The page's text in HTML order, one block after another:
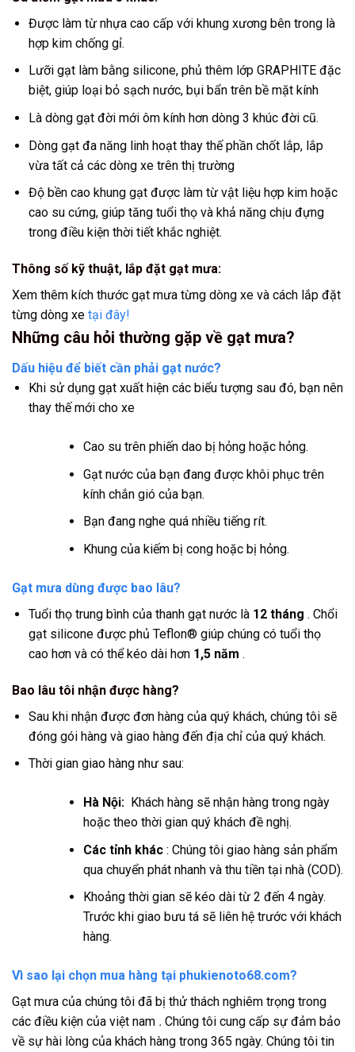
Được làm từ nhựa cao cấp với khung xương bên trong là
hợp kim chống gỉ.
Lưỡi gạt làm bằng silicone, phủ thêm lớp GRAPHITE đặc
biệt, giúp loại bỏ sạch nước, bụi bẩn trên bề mặt kính
Là dòng gạt đời mới ôm kính hơn dòng 3 khúc đời cũ.
Dòng gạt đa năng linh hoạt thay thế phần chốt lắp, lắp
vừa tất cả các dòng xe trên thị trường
Độ bền cao khung gạt được làm từ vật liệu hợp kim hoặc
cao su cứng, giúp tăng tuổi thọ và khả năng chịu đựng
trong điều kiện thời tiết khắc nghiệt.
Thông số kỹ thuật, lắp đặt gạt mưa:
Xem thêm kích thước gạt mưa từng dòng xe và cách lắp đặt
từng dòng xe tại đây!
Những câu hỏi thường gặp về gạt mưa?
Dấu hiệu để biết cần phải gạt nước?
Khi sử dụng gạt xuất hiện các biểu tượng sau đó, bạn nên
thay thế mới cho xe
Cao su trên phiến dao bị hỏng hoặc hỏng.
Gạt nước của bạn đang được khôi phục trên
kính chắn gió của bạn.
Bạn đang nghe quá nhiều tiếng rít.
Khung của kiếm bị cong hoặc bị hỏng.
Gạt mưa dùng được bao lâu?
Tuổi thọ trung bình của thanh gạt nước là 12 tháng . Chổi
gạt silicone được phủ Teflon® giúp chúng có tuổi thọ
cao hơn và có thể kéo dài hơn 1,5 năm .
Bao lâu tôi nhận được hàng?
Sau khi nhận được đơn hàng của quý khách, chúng tôi sẽ
đóng gói hàng và giao hàng đến địa chỉ của quý khách.
Thời gian giao hàng như sau:
Hà Nội:Khách hàng sẽ nhận hàng trong ngày
hoặc theo thời gian quý khách đề nghị.
Các tỉnh khác: Chúng tôi giao hàng sản phẩm
qua chuyển phát nhanh và thu tiền tại nhà (COD).
Khoảng thời gian sẽ kéo dài từ 2 đến 4 ngày.
Trước khi giao bưu tá sẽ liên hệ trước với khách
hàng.
Vì sao lại chọn mua hàng tại phukienoto68.com?
Gạt mưa của chúng tôi đã bị thử thách nghiêm trọng trong
các điều kiện của việt nam . Chúng tôi cung cấp sự đảm bảo
về sự hài lòng của khách hàng trong 365 ngày. Chúng tôi tin